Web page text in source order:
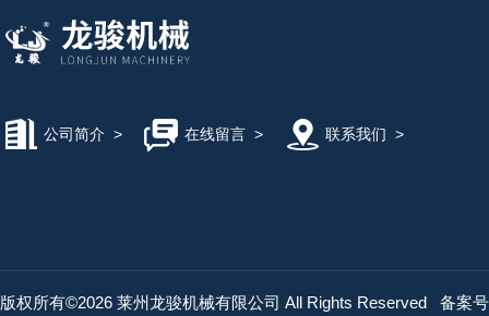
公司简介 > 在线留言> 联系我们 >
版权所有©2026 莱州龙骏机械有限公司 All Rights Reserved 备案